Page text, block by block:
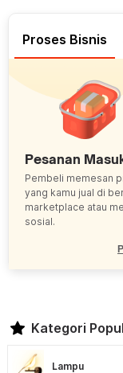
Proses Bisnis
Pesanan
Pembeli memesan
yang kamu jual di
marketplace atau
sosial.
Kategori
Lampu